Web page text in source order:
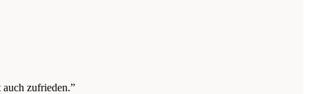
zufrieden.”